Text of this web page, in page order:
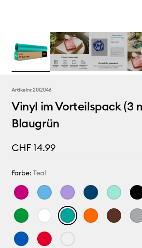
Artikelnr.2012046
Vinyl im Vorteilspack (3
Blaugrün
CHF 14.99
Farbe: Teal